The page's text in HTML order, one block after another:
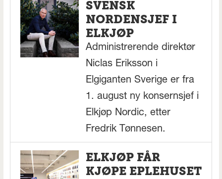
SVENSK
NORDENSJEF I
ELKJØP
Administrerende direktør
Niclas Eriksson i
Elgiganten Sverige er fra
1. august ny konsernsjef i
Elkjøp Nordic, etter
Fredrik Tønnesen.
ELKJØP FÅR
KJØPE EPLEHUSET